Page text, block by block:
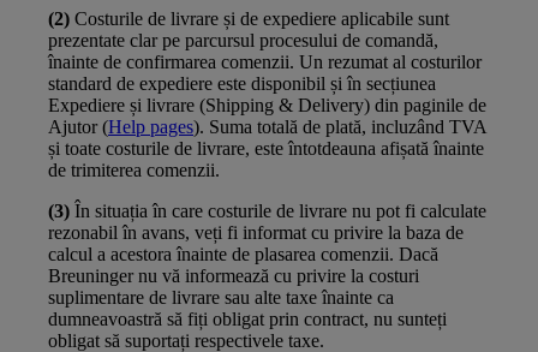
(2) Costurile de livrare și de expediere aplicabile sunt
prezentate clar pe parcursul procesului de comandă,
înainte de confirmarea comenzii. Un rezumat al costurilor
standard de expediere este disponibil și în secțiunea
Expediere și livrare (Shipping & Delivery) din paginile de
Ajutor (Help pages). Suma totală de plată, incluzând TVA
și toate costurile de livrare, este întotdeauna afișată înainte
de trimiterea comenzii.
(3) În situația în care costurile de livrare nu pot fi calculate
rezonabil în avans, veți fi informat cu privire la baza de
calcul a acestora înainte de plasarea comenzii. Dacă
Breuninger nu vă informează cu privire la costuri
suplimentare de livrare sau alte taxe înainte ca
dumneavoastră să fiți obligat prin contract, nu sunteți
obligat să suportați respectivele taxe.